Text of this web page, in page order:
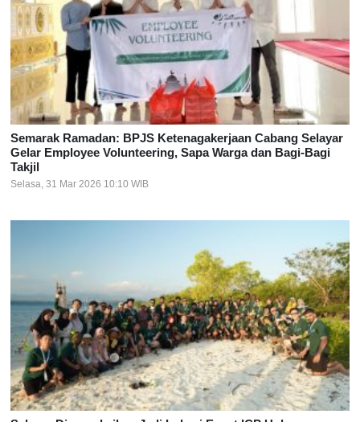
Semarak Ramadan: BPJS Ketenagakerjaan Cabang Selayar
Gelar Employee Volunteering, Sapa Warga dan Bagi-Bagi
Takjil
Selasa, 31 Mar 2026 10:10 WIB